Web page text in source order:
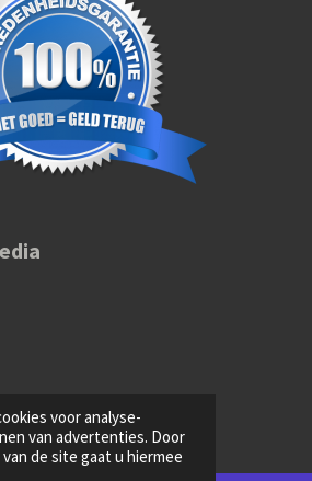
voor analyse-
van advertenties. Door
de site gaat u hiermee